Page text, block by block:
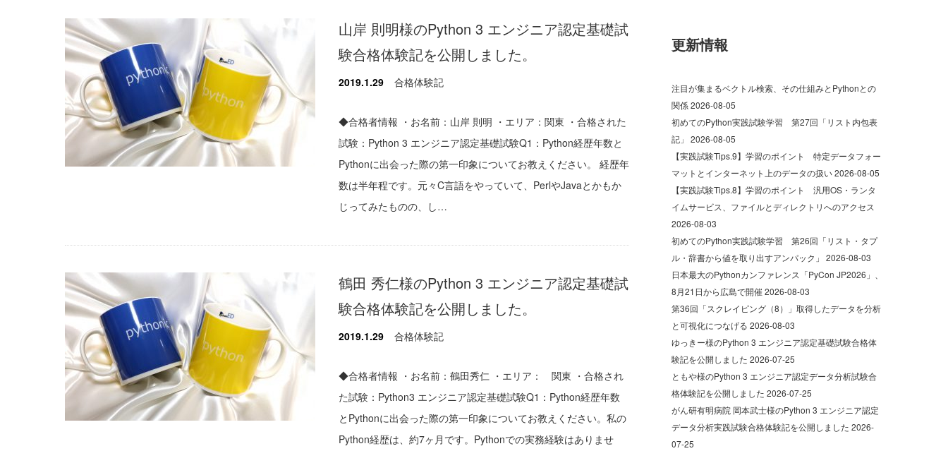
山岸 則明様のPython 3 エンジニア認定基礎試
験合格体験記を公開しました。
2019.1.29 合格体験記
◆合格者情報 ・お名前：山岸 則明 ・エリア：関東 ・合格された
試験：Python 3 エンジニア認定基礎試験Q1：Python経歴年数と
Pythonに出会った際の第一印象についてお教えください。 経歴年
数は半年程です。元々C言語をやっていて、PerlやJavaとかもか
じってみたものの、し…
鶴田 秀仁様のPython 3 エンジニア認定基礎試
験合格体験記を公開しました。
2019.1.29 合格体験記
◆合格者情報 ・お名前：鶴田秀仁 ・エリア： 関東 ・合格され
た試験：Python3 エンジニア認定基礎試験Q1：Python経歴年数
とPythonに出会った際の第一印象についてお教えください。私の
Python経歴は、約7ヶ月です。Pythonでの実務経験はありませ
更新情報
注目が集まるベクトル検索、その仕組みとPythonとの
関係2026-08-05
初めてのPython実践試験学習 第27回「リスト内包表
記」 2026-08-05
【実践試験Tips.9】学習のポイント 特定データフォー
マットとインターネット上のデータの扱い2026-08-05
【実践試験Tips.8】学習のポイント 汎用OS・ランタ
イムサービス、ファイルとディレクトリへのアクセス
2026-08-03
初めてのPython実践試験学習 第26回「リスト・タプ
ル・辞書から値を取り出すアンパック」 2026-08-03
日本最大のPythonカンファレンス「PyCon JP2026」、
8月21日から広島で開催2026-08-03
第36回「スクレイピング（8）」取得したデータを分析
と可視化につなげる 2026-08-03
ゆっきー様のPython 3 エンジニア認定基礎試験合格体
験記を公開しました 2026-07-25
ともや様のPython 3 エンジニア認定データ分析試験合
格体験記を公開しました 2026-07-25
がん研有明病院 岡本武士様のPython 3 エンジニア認定
データ分析実践試験合格体験記を公開しました 2026-
07-25